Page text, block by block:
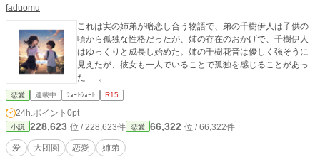
faduomu
これは実の姉弟が暗恋し合う物語で、弟の千樹伊人は子供の
頃から孤独な性格だったが、姉の存在のおかげで、千樹伊人
はゆっくりと成長し始めた。姉の千樹花音は優しく強そうに
見えたが、彼女も一人でいることで孤独を感じることがあっ
た......。
恋愛 連載中 ｼｮｰﾄｼｮｰﾄ R15
24h.ポイント 0pt
小説 228,623 位 / 228,623件 恋愛 66,322 位 / 66,322件
爱 大团圆 恋愛 姉弟